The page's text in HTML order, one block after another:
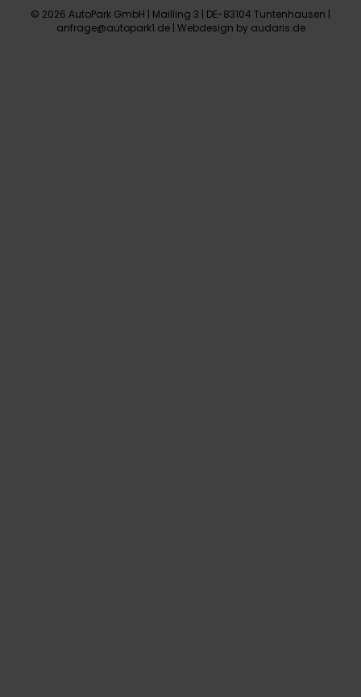
© 2026 AutoPark GmbH | Mailling 3 | DE-83104 Tuntenhausen |
anfrage@autopark1.de | Webdesign by audaris.de